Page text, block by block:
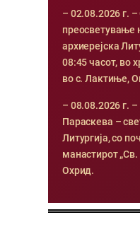
– 02.08.2026 г.
преосветување
архиерејска
08:45 часот, во
во с. Лактиње,
– 08.08.2026 г.
Параскева –
Литургија, со
манастирот
Охрид.